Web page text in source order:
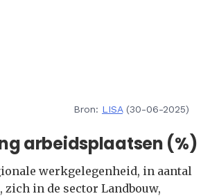
Bron: LISA(30-06-2025)
arbeidsplaatsen (%)
werkgelegenheid, in aantal
zich in de sector Landbouw,